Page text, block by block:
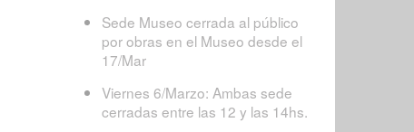
Sede Museo cerrada al público
por obras en el Museo desde el
17/Mar
Viernes 6/Marzo: Ambas sede
cerradas entre las 12 y las 14hs.